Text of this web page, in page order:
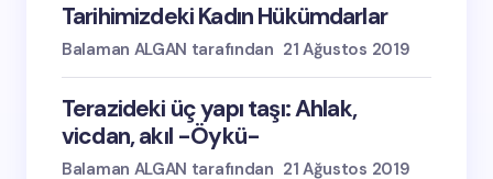
Tarihimizdeki Kadın Hükümdarlar
Balaman ALGAN tarafından 21 Ağustos 2019
Terazideki üç yapı taşı: Ahlak,
vicdan, akıl -Öykü-
Balaman ALGAN tarafından 21 Ağustos 2019